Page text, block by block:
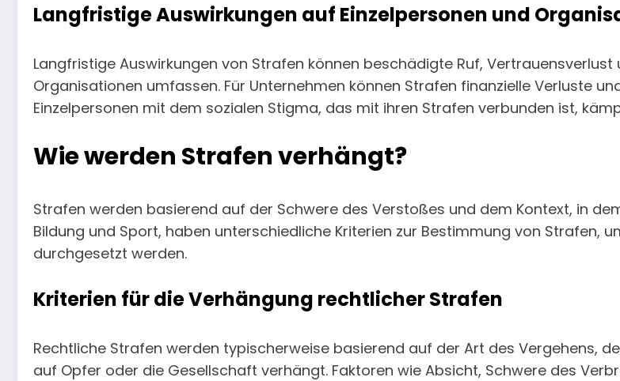
Langfristige Auswirkungen auf Einzelpersonen und
Langfristige Auswirkungen von Strafen können beschädigte Ruf,
Organisationen umfassen. Für Unternehmen können Strafen finanzielle Verluste
Einzelpersonen mit dem sozialen Stigma, das mit ihren Strafen verbunden ist,
Wie werden Strafen verhängt?
Strafen werden basierend auf der Schwere des Verstoßes und dem Kontext, in
Bildung und Sport, haben unterschiedliche Kriterien zur Bestimmung von Strafen,
durchgesetzt werden.
Kriterien für die Verhängung rechtlicher Strafen
Rechtliche Strafen werden typischerweise basierend auf der Art des Vergehens,
auf Opfer oder die Gesellschaft verhängt. Faktoren wie Absicht, Schwere des